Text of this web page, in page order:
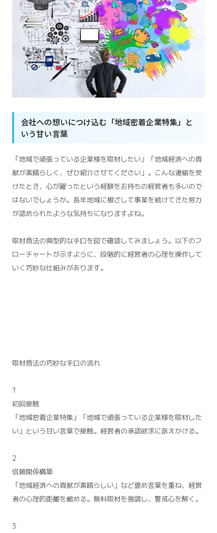
会社への想いにつけ込む「地域密着企業特集」と
いう甘い言葉
「地域で頑張っている企業様を取材したい」「地域経済への貢
献が素晴らしく、ぜひ紹介させてください」。こんな連絡を受
けたとき、心が躍ったという経験をお持ちの経営者も多いので
はないでしょうか。長年地域に根ざして事業を続けてきた努力
が認められたような気持ちになりますよね。
取材商法の典型的な手口を図で確認してみましょう。以下のフ
ローチャートが示すように、段階的に経営者の心理を操作して
いく巧妙な仕組みがあります。
取材商法の巧妙な手口の流れ
1
初回接触
「地域密着企業特集」「地域で頑張っている企業様を取材した
い」という甘い言葉で接触。経営者の承認欲求に訴えかける。
2
信頼関係構築
「地域経済への貢献が素晴らしい」など褒め言葉を重ね、経営
者の心理的距離を縮める。無料取材を強調し、警戒心を解く。
3